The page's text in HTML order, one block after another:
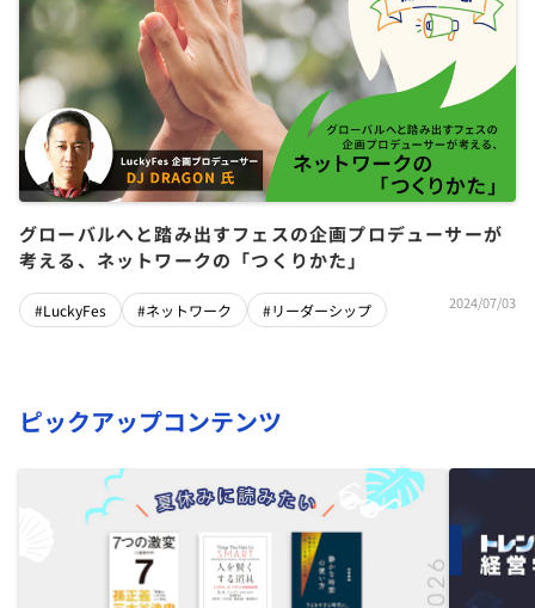
グローバルへと踏み出すフェスの企画プロデューサーが
考える、ネットワークの「つくりかた」
#LuckyFes #ネットワーク #リーダーシップ 2024/07/03
ピックアップコンテンツ